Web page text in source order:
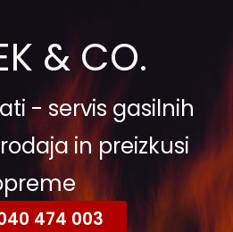
& CO.
- servis gasilnih
in preizkusi
474 003